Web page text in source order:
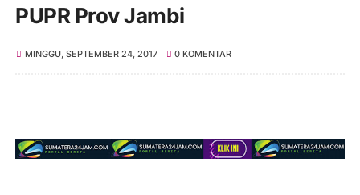
PUPR Prov Jambi
MINGGU, SEPTEMBER 24, 2017 0 KOMENTAR